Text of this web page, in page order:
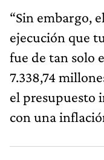
“Sin embargo,
ejecución que
fue de tan solo
7.338,74
el presupuesto
con una